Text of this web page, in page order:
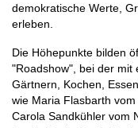
demokratische Werte,
erleben.
Die Höhepunkte bilden
"Roadshow", bei der mit
Gärtnern, Kochen,
wie Maria Flasbarth
Carola Sandkühler vom